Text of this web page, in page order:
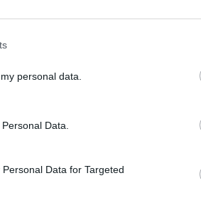
personal data.
Data.
Data for Targeted